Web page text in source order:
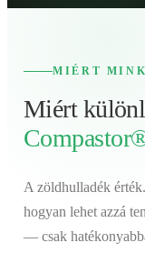
MIÉRT
Miért
A zöldhulladék
hogyan lehet azzá
— csak